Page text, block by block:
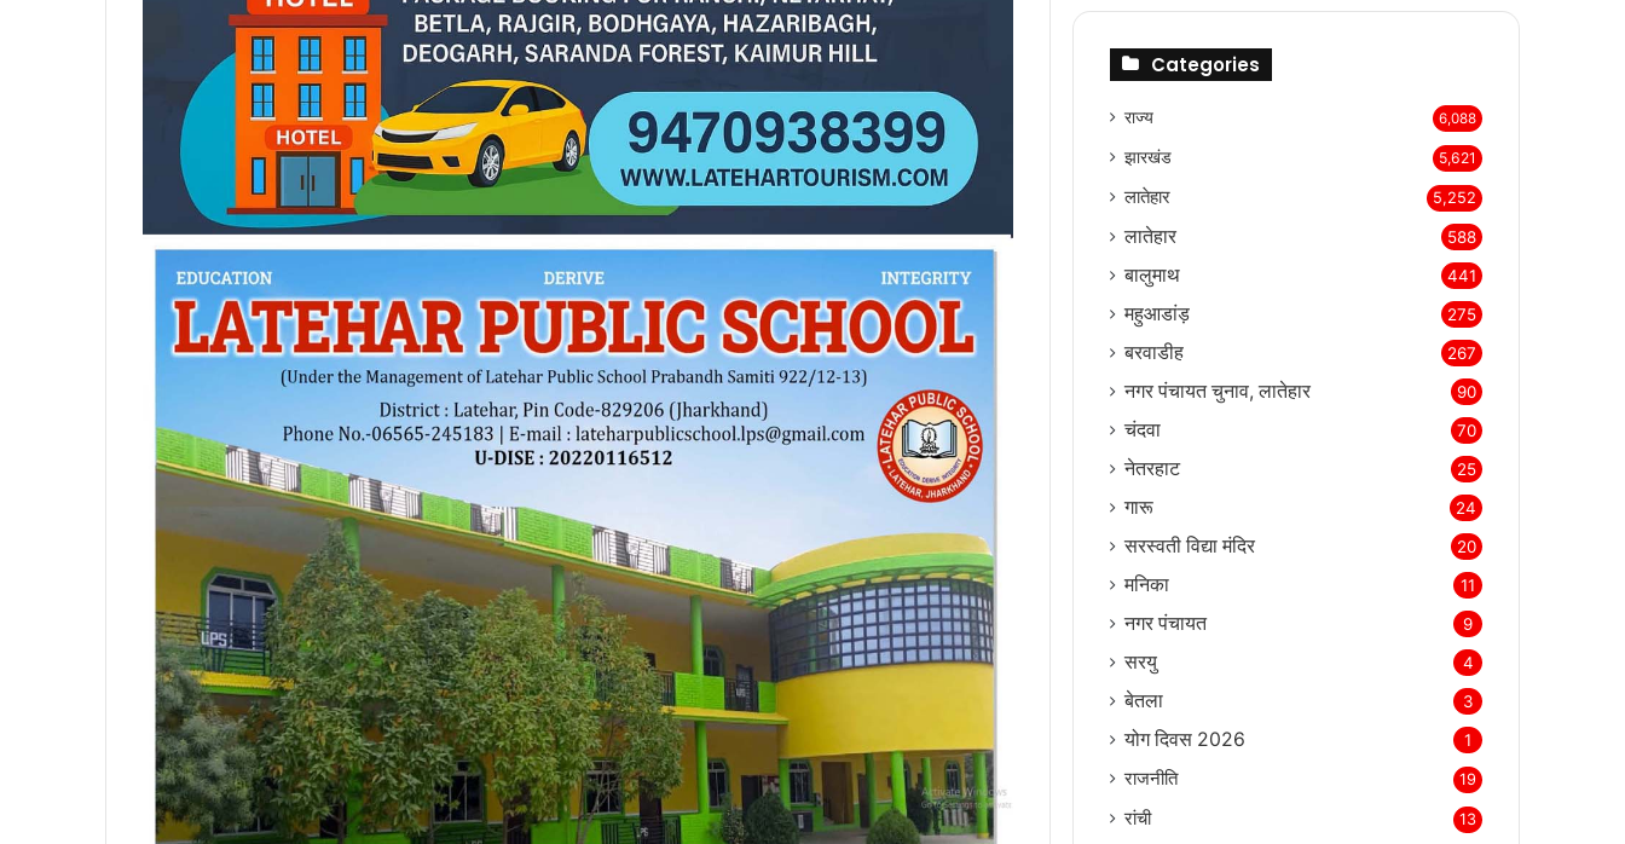
Categories
राज्‍य 6,088
झारखंड 5,621
लातेहार 5,252
लातेहार 588
बालुमाथ 441
महुआडांड़ 275
बरवाडीह 267
नगर पंचायत चुनाव, लातेहार 90
चंदवा 70
नेतरहाट 25
गारू 24
सरस्‍वती विद्या मंदिर 20
मनिका 11
नगर पंचायत 9
सरयु 4
बेतला 3
योग दिवस 2026 1
राजनीति 19
रांची 13